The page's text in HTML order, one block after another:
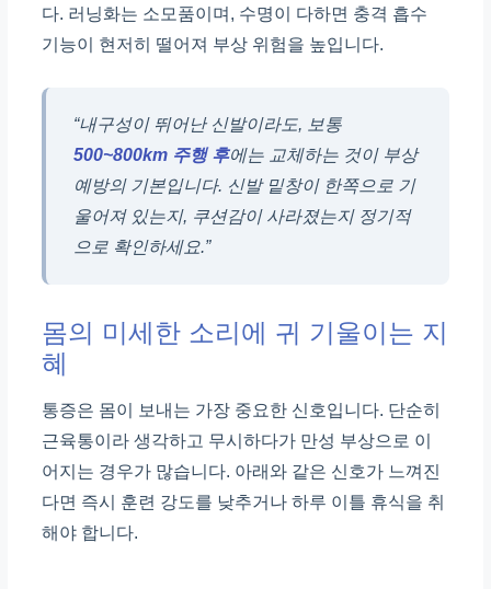
다. 러닝화는 소모품이며, 수명이 다하면 충격 흡수
기능이 현저히 떨어져 부상 위험을 높입니다.
“내구성이 뛰어난 신발이라도, 보통
500~800km 주행 후에는 교체하는 것이 부상
예방의 기본입니다. 신발 밑창이 한쪽으로 기
울어져 있는지, 쿠션감이 사라졌는지 정기적
으로 확인하세요.”
몸의 미세한 소리에 귀 기울이는 지
혜
통증은 몸이 보내는 가장 중요한 신호입니다. 단순히
근육통이라 생각하고 무시하다가 만성 부상으로 이
어지는 경우가 많습니다. 아래와 같은 신호가 느껴진
다면 즉시 훈련 강도를 낮추거나 하루 이틀 휴식을 취
해야 합니다.